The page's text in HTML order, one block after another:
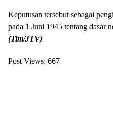
Keputusan tersebut sebagai
pada 1 Juni 1945 tentang dasar
(Tim/JTV)
Post Views: 667